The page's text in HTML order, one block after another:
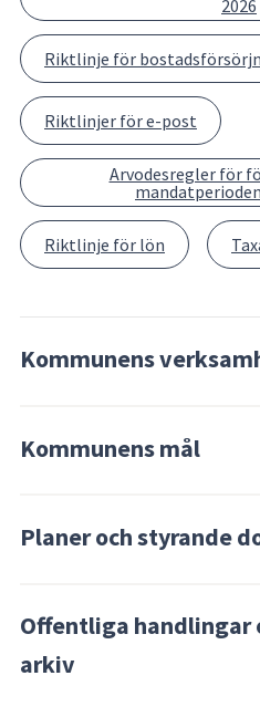
2026
Riktlinje för
Riktlinjer för e-post
Arvodesregler för
Riktlinje för lön
Kommunens
Kommunens mål
Planer och styrande
Offentliga handlingar
arkiv